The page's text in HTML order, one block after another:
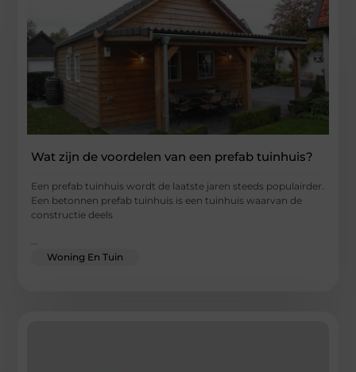
Wat zijn de voordelen van een prefab tuinhuis?
Een prefab tuinhuis wordt de laatste jaren steeds populairder.
Een betonnen prefab tuinhuis is een tuinhuis waarvan de
constructie deels
Woning En Tuin